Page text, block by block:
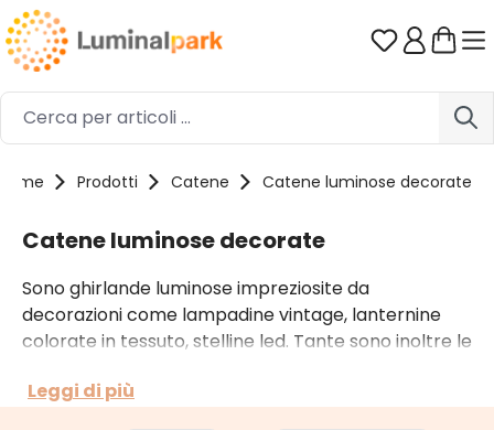
Passa al contenuto principale Hai 0
Prodotti Catene Catene luminose decorate
Catene luminose decorate
Sono ghirlande luminose impreziosite da
decorazioni come lampadine vintage, lanternine
colorate in tessuto, stelline led. Tante sono inoltre le
motivi natalizi. Tra le catene decorate trovi quelle
Leggi di più